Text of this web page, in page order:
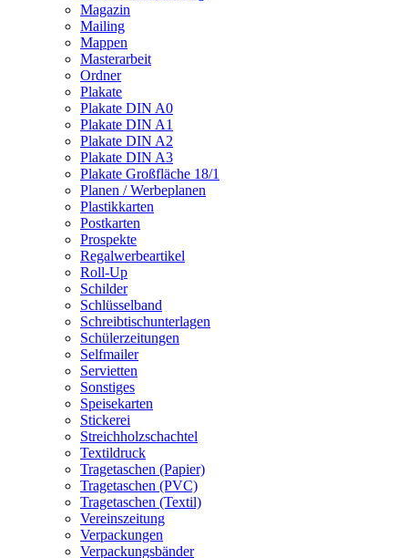
Magazin
Mailing
Mappen
Masterarbeit
Ordner
Plakate
Plakate DIN A0
Plakate DIN A1
Plakate DIN A2
Plakate DIN A3
Plakate Großfläche 18/1
Planen / Werbeplanen
Plastikkarten
Postkarten
Prospekte
Regalwerbeartikel
Roll-Up
Schilder
Schlüsselband
Schreibtischunterlagen
Schülerzeitungen
Selfmailer
Servietten
Sonstiges
Speisekarten
Stickerei
Streichholzschachtel
Textildruck
Tragetaschen (Papier)
Tragetaschen (PVC)
Tragetaschen (Textil)
Vereinszeitung
Verpackungen
Verpackungsbänder